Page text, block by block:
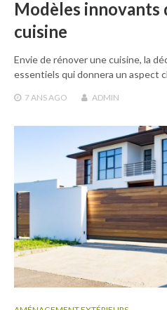
Modèles innovants
cuisine
Envie de rénover une cuisine, la
essentiels qui donnera un aspect
7 ANSAGO ADMIN